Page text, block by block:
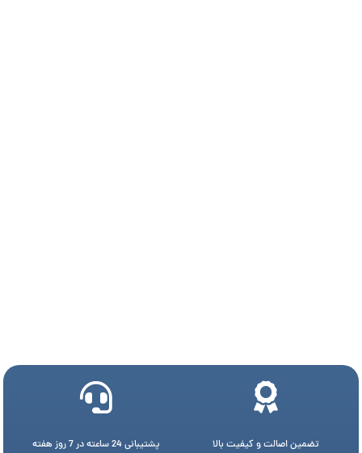
تضمین اصالت و کیفیت بالا پشتیبانی 24 ساعته در 7 روز هفته